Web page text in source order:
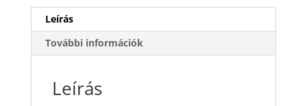
Leírás
További információk
Leírás